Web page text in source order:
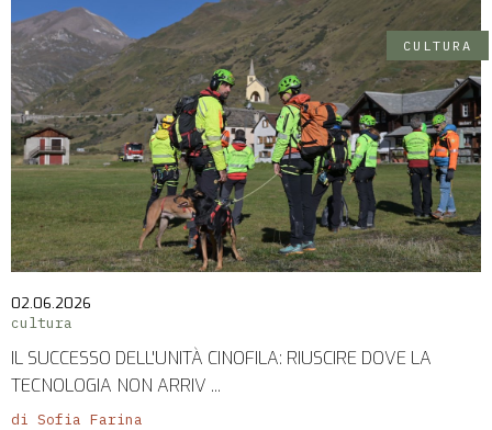
CULTURA
02.06.2026
cultura
IL SUCCESSO DELL'UNITÀ CINOFILA: RIUSCIRE DOVE LA
TECNOLOGIA NON ARRIV ...
di Sofia Farina